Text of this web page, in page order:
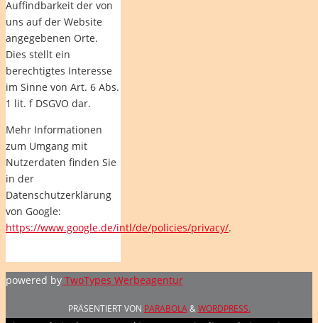
Auffindbarkeit der von
uns auf der Website
angegebenen Orte.
Dies stellt ein
berechtigtes Interesse
im Sinne von Art. 6 Abs.
1 lit. f DSGVO dar.
Mehr Informationen
zum Umgang mit
Nutzerdaten finden Sie
in der
Datenschutzerklärung
von Google:
https://www.google.de/intl/de/policies/privacy/.
powered by TwoTypes Werbeagentur
PRÄSENTIERT VON PARABOLA&WORDPRESS.